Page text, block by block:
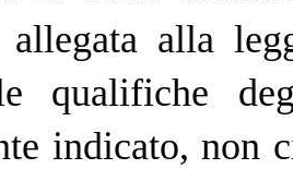
alla
qualifiche
indicato, non